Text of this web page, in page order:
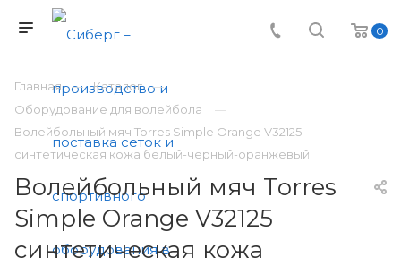
0
Главная
Каталог
Оборудование для волейбола
Волейбольный мяч Torres Simple Orange V32125
синтетическая кожа белый-черный-оранжевый
Волейбольный мяч Torres
Simple Orange V32125
синтетическая кожа